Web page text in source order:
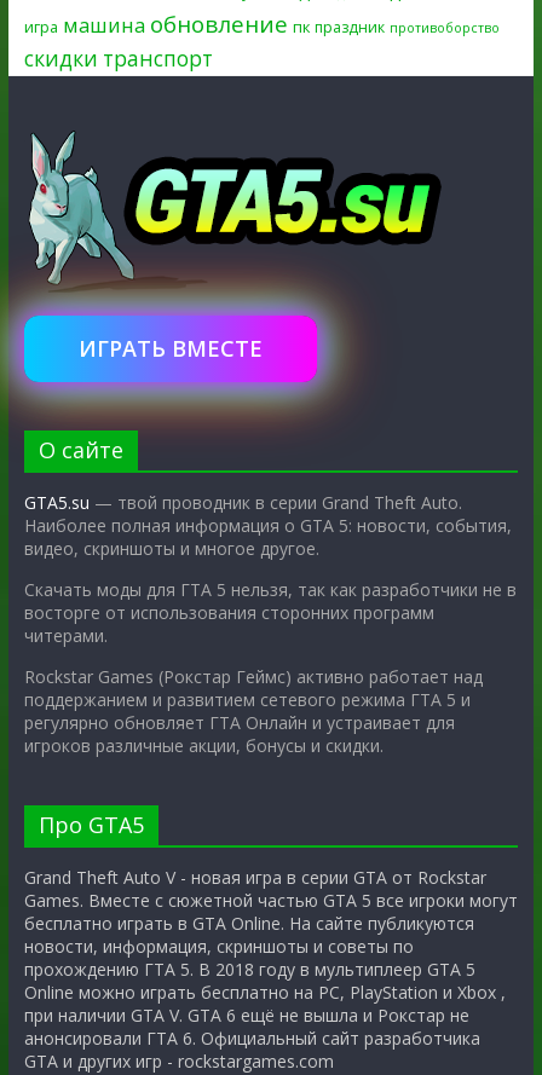
игра машина обновление пк праздник противоборство
скидки транспорт
ИГРАТЬ ВМЕСТЕ
О сайте
GTA5.su — твой проводник в серии Grand Theft Auto.
Наиболее полная информация о GTA 5: новости, события,
видео, скриншоты и многое другое.
Скачать моды для ГТА 5 нельзя, так как разработчики не в
восторге от использования сторонних программ
читерами.
Rockstar Games (Рокстар Геймс) активно работает над
поддержанием и развитием сетевого режима ГТА 5 и
регулярно обновляет ГТА Онлайн и устраивает для
игроков различные акции, бонусы и скидки.
Про GTA5
Grand Theft Auto V - новая игра в серии GTA от Rockstar
Games. Вместе с сюжетной частью GTA 5 все игроки могут
бесплатно играть в GTA Online. На сайте публикуются
новости, информация, скриншоты и советы по
прохождению ГТА 5. В 2018 году в мультиплеер GTA 5
Online можно играть бесплатно на PC, PlayStation и Xbox ,
при наличии GTA V. GTA 6 ещё не вышла и Рокстар не
анонсировали ГТА 6. Официальный сайт разработчика
GTA и других игр - rockstargames.com